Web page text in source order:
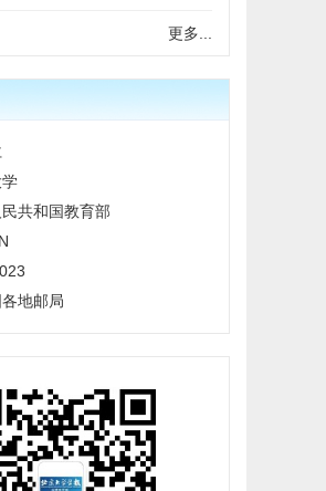
更多...
共和国教育部
地邮局